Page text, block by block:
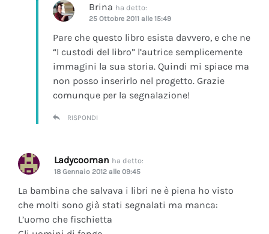
Brina ha detto:
25 Ottobre 2011 alle 15:49
Pare che questo libro esista davvero, e che ne
“I custodi del libro” l’autrice semplicemente
immagini la sua storia. Quindi mi spiace ma
non posso inserirlo nel progetto. Grazie
comunque per la segnalazione!
RISPONDI
Ladycooman ha detto:
18 Gennaio 2012 alle 09:45
La bambina che salvava i libri ne è piena ho visto
che molti sono già stati segnalati ma manca:
L’uomo che fischietta